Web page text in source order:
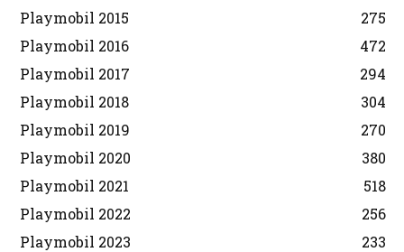
Playmobil 2015
275
Playmobil 2016
472
Playmobil 2017
294
Playmobil 2018
304
Playmobil 2019
270
Playmobil 2020
380
Playmobil 2021
518
Playmobil 2022
256
Playmobil 2023
233